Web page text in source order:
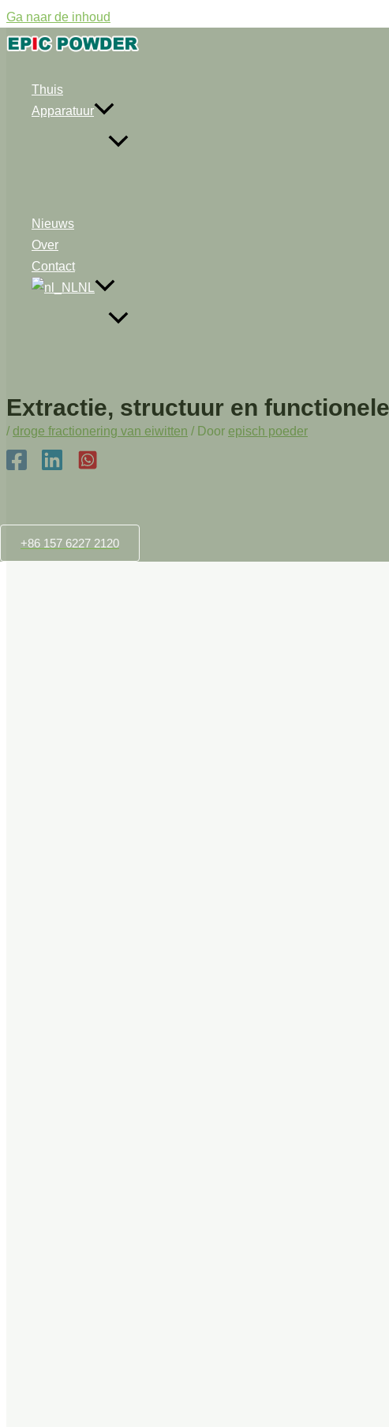
Ga naar de inhoud
Thuis
Apparatuur
Nieuws
Over
Contact
NL
+86 157 6227 2120
Extractie, structuur en
/droge fractionering van eiwitten / Door episch poeder